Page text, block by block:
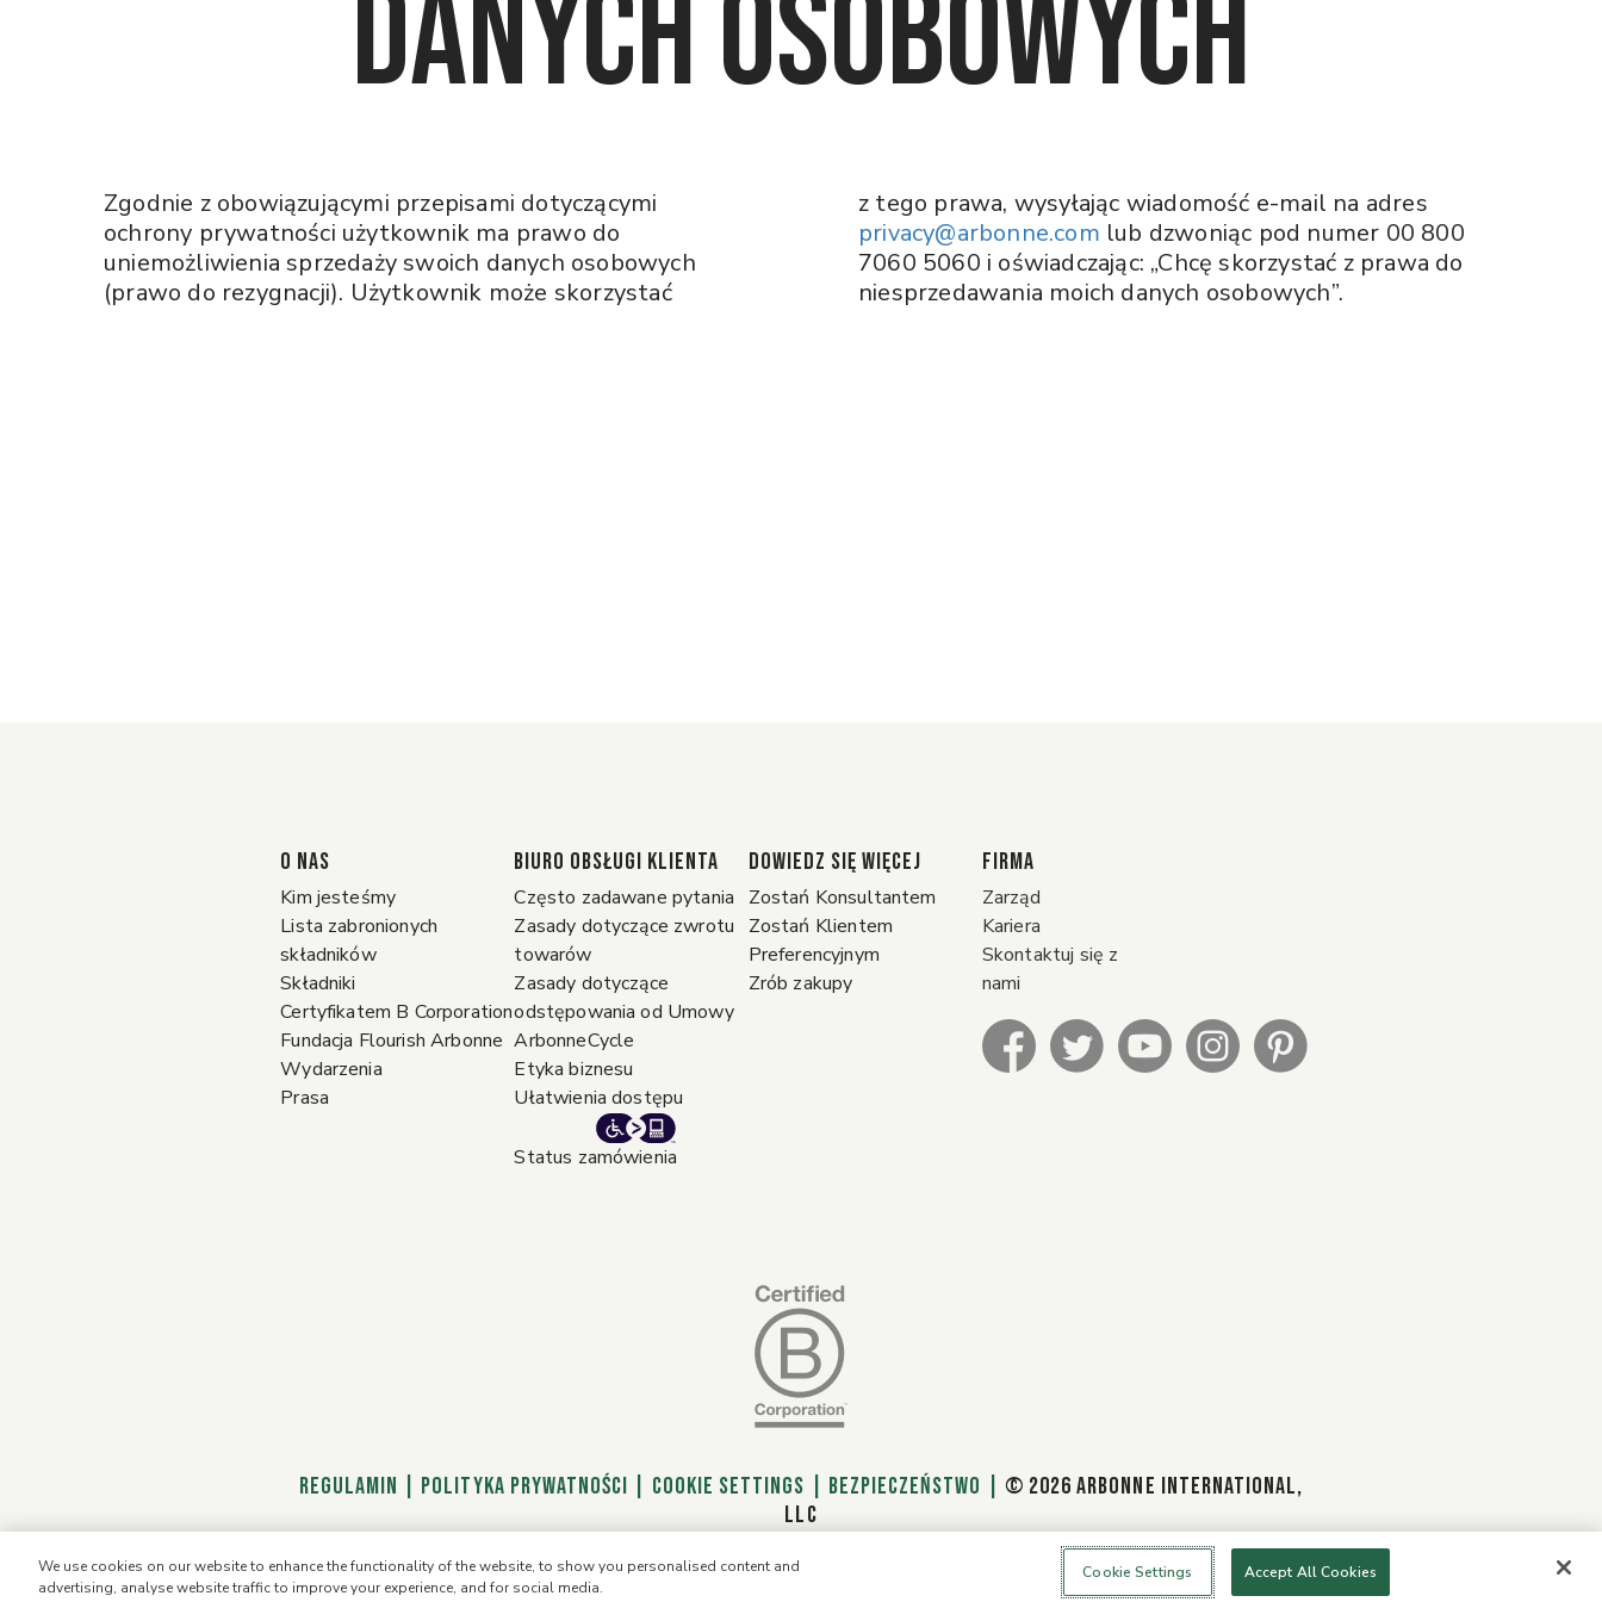
danych osobowych
Zgodnie z obowiązującymi przepisami dotyczącymi
ochrony prywatności użytkownik ma prawo do
uniemożliwienia sprzedaży swoich danych osobowych
(prawo do rezygnacji). Użytkownik może skorzystać
z tego prawa, wysyłając wiadomość e-mail na adres
privacy@arbonne.com lub dzwoniąc pod numer 00 800
7060 5060 i oświadczając: „Chcę skorzystać z prawa do
niesprzedawania moich danych osobowych”.
O NAS
Kim jesteśmy
Lista zabronionych
składników
Składniki
Certyfikatem B Corporation
Fundacja Flourish Arbonne
Wydarzenia
Prasa
BIURO OBSŁUGI KLIENTA
Często zadawane pytania
Zasady dotyczące zwrotu
towarów
Zasady dotyczące
odstępowania od Umowy
ArbonneCycle
Etyka biznesu
Ułatwienia dostępu
Status zamówienia
DOWIEDZ SIĘ WIĘCEJ
Zostań Konsultantem
Zostań Klientem
Preferencyjnym
Zrób zakupy
FIRMA
Zarząd
Kariera
Skontaktuj się z
nami
REGULAMIN Polityka Prywatności Cookie Settings Bezpieczeństwo
© 2026 ARBONNE INTERNATIONAL,
LLC
We use cookies on our website to enhance the functionality of the website, to show you personalised content and
advertising, analyse website traffic to improve your experience, and for social media.
Cookie Settings Accept All Cookies